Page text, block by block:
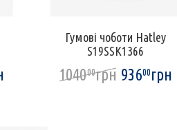
Гумові чоботи Hatley
S19SSK1366
104000грн 93600грн